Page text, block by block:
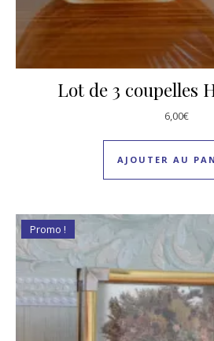
Lot de 3 coupelles
6,00€
AJOUTER AU
Promo !